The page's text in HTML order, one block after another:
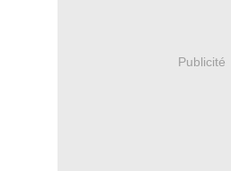
Publicité